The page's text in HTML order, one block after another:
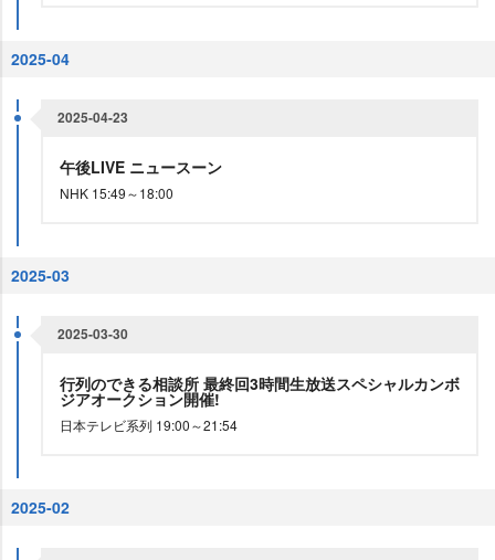
2025-04
2025-04-23
午後LIVE ニュースーン
NHK 15:49～18:00
2025-03
2025-03-30
行列のできる相談所 最終回3時間生放送スペシャルカンボ
ジアオークション開催!
日本テレビ系列 19:00～21:54
2025-02